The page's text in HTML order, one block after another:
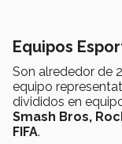
Equipos
Son alrededor de
equipo
divididos en
Smash Bros,
FIFA.